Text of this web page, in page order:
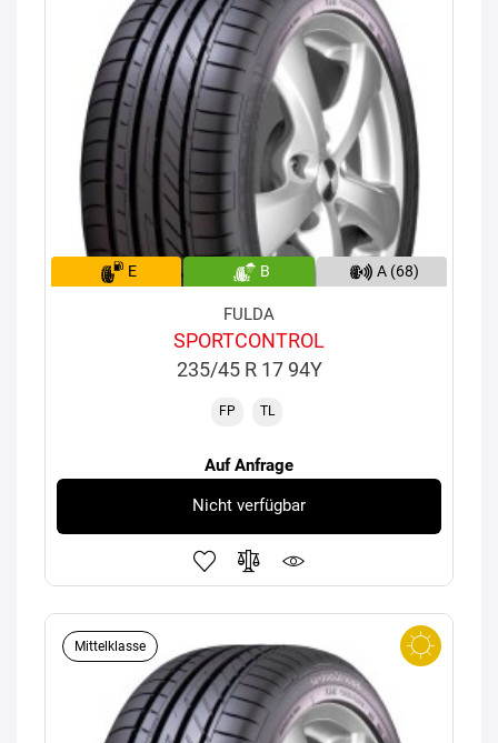
E B A (68)
FULDA
SPORTCONTROL
235/45 R 17 94Y
FP TL
Auf Anfrage
Nicht verfügbar
Mittelklasse